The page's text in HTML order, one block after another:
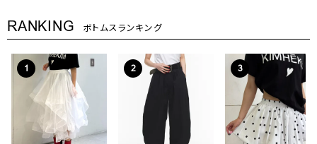
RANKING ボトムスランキング